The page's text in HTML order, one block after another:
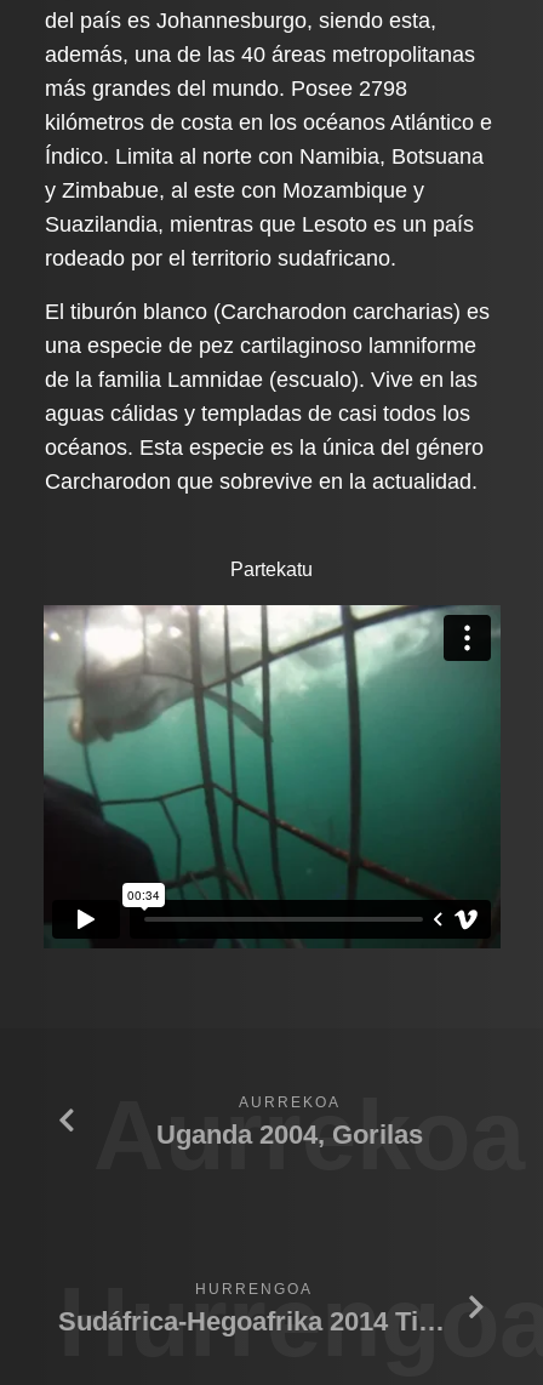
del país es Johannesburgo, siendo esta,
además, una de las 40 áreas metropolitanas
más grandes del mundo. Posee 2798
kilómetros de costa en los océanos Atlántico e
Índico. Limita al norte con Namibia, Botsuana
y Zimbabue, al este con Mozambique y
Suazilandia, mientras que Lesoto es un país
rodeado por el territorio sudafricano.
El tiburón blanco (Carcharodon carcharias) es
una especie de pez cartilaginoso lamniforme
de la familia Lamnidae (escualo). Vive en las
aguas cálidas y templadas de casi todos los
océanos. Esta especie es la única del género
Carcharodon que sobrevive en la actualidad.
Partekatu
Aurrekoa
AURREKOA
Uganda 2004, Gorilas
HURRENGOA
Sudáfrica-Hegoafrika 2014 Tiburón 02